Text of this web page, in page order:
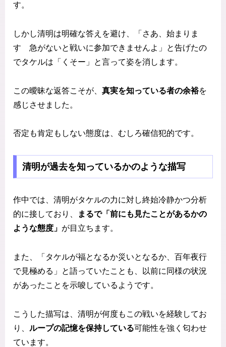
す。
しかし清明は明確な答えを避け、「さあ、始まりま
す 急がないと戦いに参加できませんよ」と告げたの
でタケルは「くそー」と言って姿を消します。
この曖昧な返答こそが、 真実を知っている者の余裕を
感じさせました。
否定も肯定もしない態度は、むしろ確信犯的です。
清明が過去を知っているかのような描写
作中では、清明がタケルの力に対し終始冷静かつ分析
的に接しており、
まるで「前にも見たことがあるかの
ような態度」 が目立ちます。
また、「タケルが福となるか災いとなるか、百年夜行
で見極める」と語っていたことも、以前に同様の状況
があったことを示唆しているようです。
こうした描写は、清明が何度もこの戦いを経験してお
り、 ループの記憶を保持している可能性を強く匂わせ
ています。